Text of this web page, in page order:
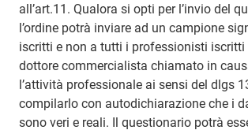
all’art.11. Qualora si opti per l’invio del
l’ordine potrà inviare ad un campione
iscritti e non a tutti i professionisti iscritti
dottore commercialista chiamato in
l’attività professionale ai sensi del dlgs
compilarlo con autodichiarazione che i
sono veri e reali. Il questionario potrà